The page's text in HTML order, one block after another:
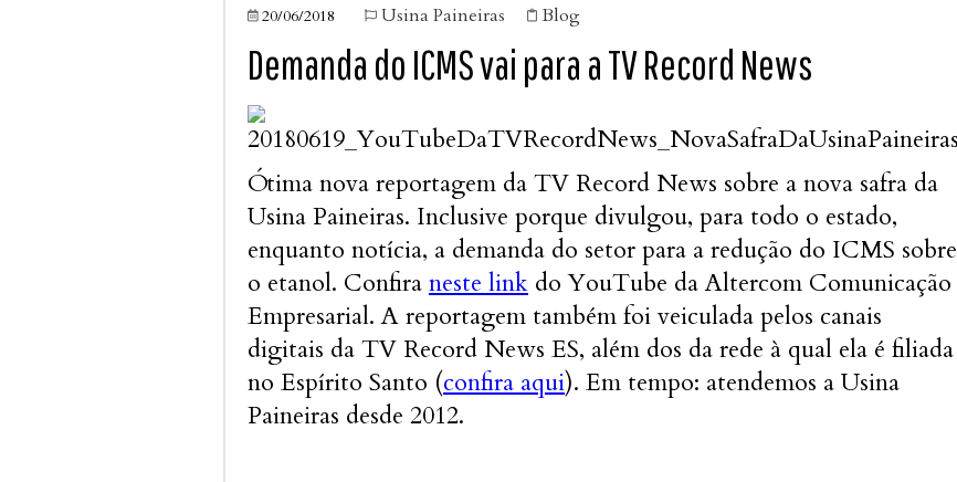
 20/06/2018  Usina Paineiras  Blog
Demanda do ICMS vai para a TV Record News
Ótima nova reportagem da TV Record News sobre a nova safra da
Usina Paineiras. Inclusive porque divulgou, para todo o estado,
enquanto notícia, a demanda do setor para a redução do ICMS sobre
o etanol. Confira neste link do YouTube da Altercom Comunicação
Empresarial. A reportagem também foi veiculada pelos canais
digitais da TV Record News ES, além dos da rede à qual ela é filiada
no Espírito Santo (confira aqui). Em tempo: atendemos a Usina
Paineiras desde 2012.